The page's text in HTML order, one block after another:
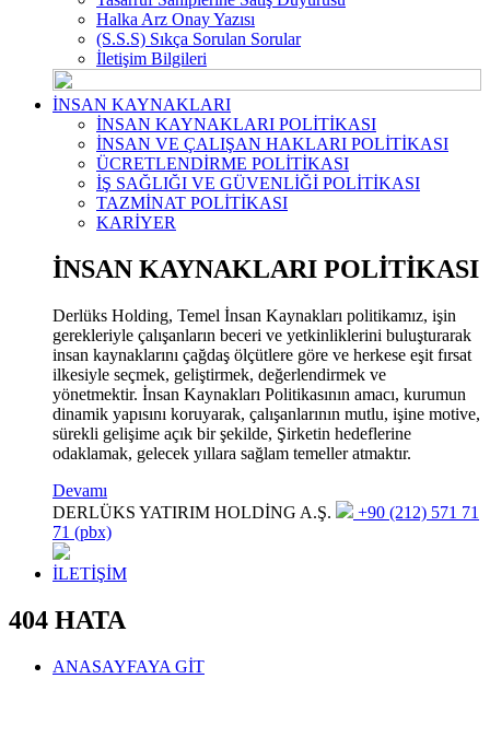
Halka Arz Onay Yazısı
(S.S.S) Sıkça Sorulan Sorular
İletişim Bilgileri
İNSAN KAYNAKLARI
İNSAN KAYNAKLARI POLİTİKASI
İNSAN VE ÇALIŞAN HAKLARI POLİTİKASI
ÜCRETLENDİRME POLİTİKASI
İŞ SAĞLIĞI VE GÜVENLİĞİ POLİTİKASI
TAZMİNAT POLİTİKASI
KARİYER
İNSAN KAYNAKLARI POLİTİKASI
Derlüks Holding, Temel İnsan Kaynakları politikamız, işin
gerekleriyle çalışanların beceri ve yetkinliklerini buluşturarak
insan kaynaklarını çağdaş ölçütlere göre ve herkese eşit fırsat
ilkesiyle seçmek, geliştirmek, değerlendirmek ve
yönetmektir. İnsan Kaynakları Politikasının amacı, kurumun
dinamik yapısını koruyarak, çalışanlarının mutlu, işine motive,
sürekli gelişime açık bir şekilde, Şirketin hedeflerine
odaklamak, gelecek yıllara sağlam temeller atmaktır.
Devamı
DERLÜKS YATIRIM HOLDİNG A.Ş.
+90 (212) 571 71
71 (pbx)
İLETİŞİM
404 HATA
ANASAYFAYA GİT